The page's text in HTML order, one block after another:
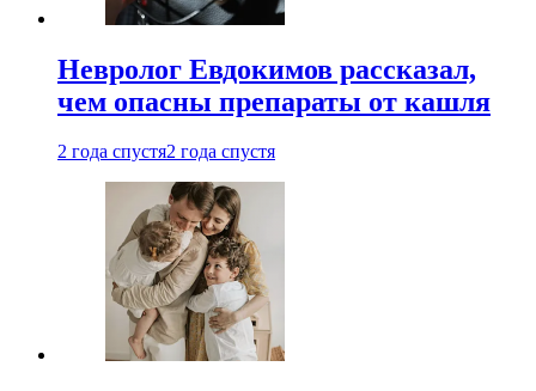
Невролог Евдокимов рассказал,
чем опасны препараты от кашля
2 года спустя2 года спустя